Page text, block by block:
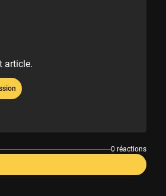
article.
0 réactions